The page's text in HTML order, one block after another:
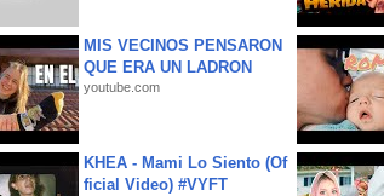
MIS VECINOS PENSARON
QUE ERA UN LADRON
youtube.com
KHEA - Mami Lo Siento (Of
ficial Video) #VYFT